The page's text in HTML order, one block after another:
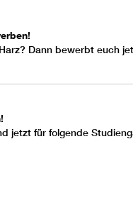
Dann bewerbt euch
jetzt für folgende